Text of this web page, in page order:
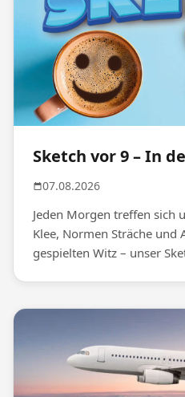
Sketch vor 9 – In
07.08.2026
Jeden Morgen treffen sich
Klee, Normen Sträche und
gespielten Witz – unser